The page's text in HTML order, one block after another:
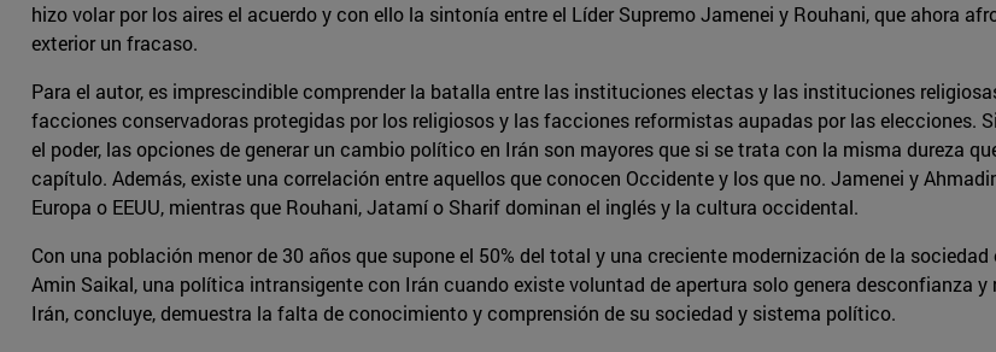
hizo volar por los aires el acuerdo y con ello la sintonía entre el Líder Supremo Jamenei y Rouhani, que ahora
exterior un fracaso.
Para el autor, es imprescindible comprender la batalla entre las instituciones electas y las instituciones
facciones conservadoras protegidas por los religiosos y las facciones reformistas aupadas por las elecciones.
el poder, las opciones de generar un cambio político en Irán son mayores que si se trata con la misma dureza
capítulo. Además, existe una correlación entre aquellos que conocen Occidente y los que no. Jamenei y
Europa o EEUU, mientras que Rouhani, Jatamí o Sharif dominan el inglés y la cultura occidental.
Con una población menor de 30 años que supone el 50% del total y una creciente modernización de la
Amin Saikal, una política intransigente con Irán cuando existe voluntad de apertura solo genera desconfianza
Irán, concluye, demuestra la falta de conocimiento y comprensión de su sociedad y sistema político.